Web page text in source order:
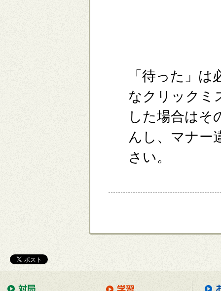
「待った」
なクリックミ
した場合はそ
んし、マナー
さい。